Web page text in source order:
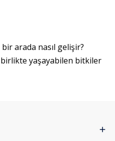
arada nasıl gelişir?
birlikte yaşayabilen bitkiler